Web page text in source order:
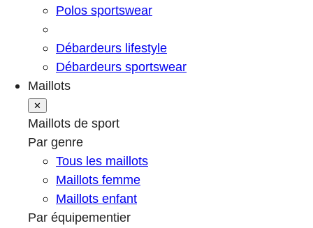
Polos sportswear
Débardeurs lifestyle
Débardeurs sportswear
Maillots
✕
Maillots de sport
Par genre
Tous les maillots
Maillots femme
Maillots enfant
Par équipementier